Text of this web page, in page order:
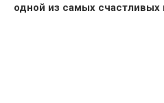
одной из самых счастливых